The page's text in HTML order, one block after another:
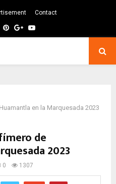
Contact
Pinterest
GoogleYoutube
en la Marquesada 2023
de
2023
0 1307